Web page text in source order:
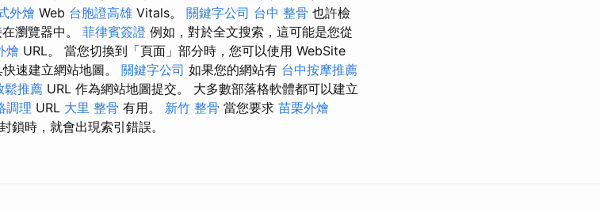
外燴 Web 台胞證高雄 Vitals。 關鍵字公司 台中 整骨 也許檢
瀏覽器中。 菲律賓簽證 例如，對於全文搜索，這可能是您從
燴 URL。 當您切換到「頁面」部分時，您可以使用 WebSite
速建立網站地圖。 關鍵字公司 如果您的網站有 台中按摩推薦
鬆推薦 URL 作為網站地圖提交。 大多數部落格軟體都可以建立
調理 URL 大里 整骨 有用。 新竹 整骨 當您要求 苗栗外燴
鎖時，就會出現索引錯誤。